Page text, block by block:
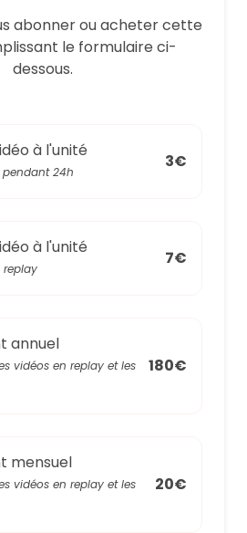
abonner ou acheter cette
le formulaire ci-
dessous.
à l'unité
24h
3€
à l'unité
replay
7€
annuel
vidéos en replay et les
180€
mensuel
vidéos en replay et les
20€